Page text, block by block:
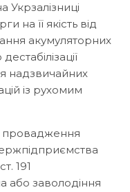
Укрзалізниці
на її якість від
акумуляторних
надзвичайних
із рухомим
провадження
191
або заволодіння